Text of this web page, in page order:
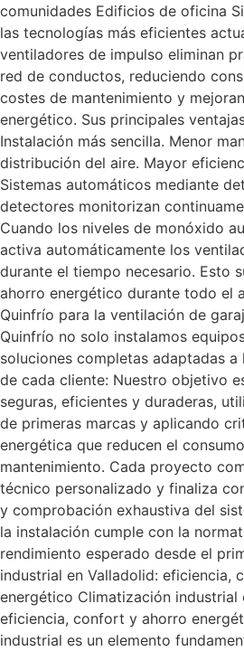
comunidades Edificios de oficina
las tecnologías más eficientes
ventiladores de impulso eliminan
red de conductos, reduciendo
costes de mantenimiento y
energético. Sus principales
Instalación más sencilla. Menor
distribución del aire. Mayor
Sistemas automáticos mediante
detectores monitorizan
Cuando los niveles de monóxido
activa automáticamente los
durante el tiempo necesario. Esto
ahorro energético durante todo el
Quinfrío para la ventilación de
Quinfrío no solo instalamos
soluciones completas adaptadas a
de cada cliente: Nuestro objetivo
seguras, eficientes y duraderas,
de primeras marcas y aplicando
energética que reducen el
mantenimiento. Cada proyecto
técnico personalizado y finaliza
y comprobación exhaustiva del
la instalación cumple con la
rendimiento esperado desde el
industrial en Valladolid: eficiencia,
energético Climatización industrial
eficiencia, confort y ahorro
industrial es un elemento